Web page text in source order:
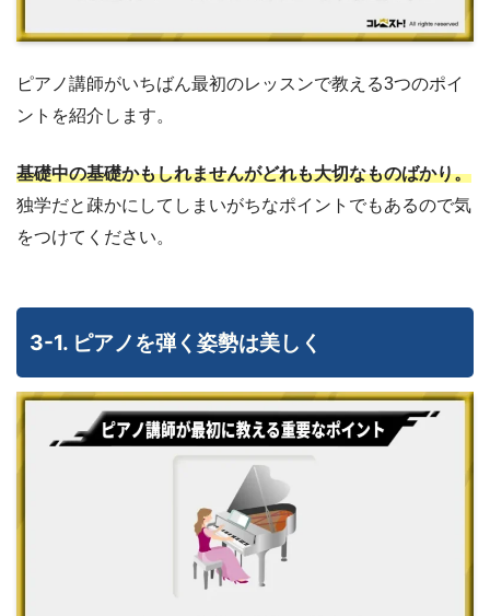
ピアノ講師がいちばん最初のレッスンで教える3つのポイ
ントを紹介します。
基礎中の基礎かもしれませんがどれも大切なものばかり。
独学だと疎かにしてしまいがちなポイントでもあるので気
をつけてください。
3-1. ピアノを弾く姿勢は美しく